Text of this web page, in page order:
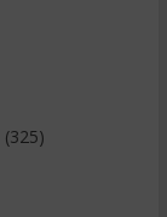
(325)